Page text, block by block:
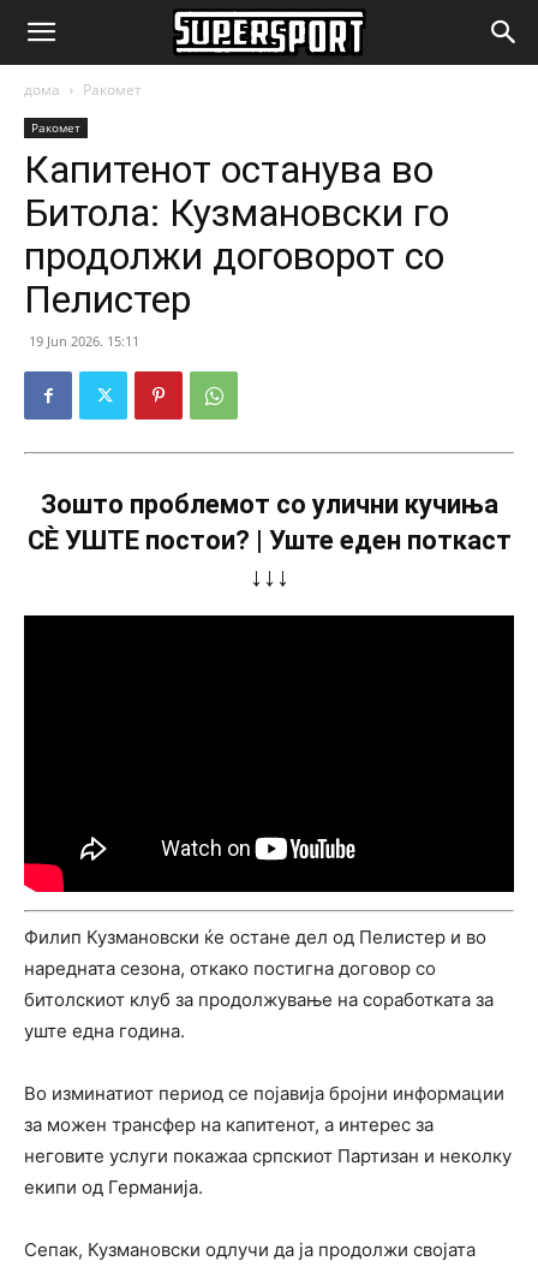
SuperSport.mk
дома Ракомет
Ракомет
Капитенот останува во
Битола: Кузмановски го
продолжи договорот со
Пелистер
19 Jun 2026. 15:11
Зошто проблемот со улични кучиња
СÈ УШТЕ постои? | Уште еден поткаст
↓↓↓
Филип Кузмановски ќе остане дел од Пелистер и во
наредната сезона, откако постигна договор со
битолскиот клуб за продолжување на соработката за
уште една година.
Во изминатиот период се појавија бројни информации
за можен трансфер на капитенот, а интерес за
неговите услуги покажаа српскиот Партизан и неколку
екипи од Германија.
Сепак, Кузмановски одлучи да ја продолжи својата